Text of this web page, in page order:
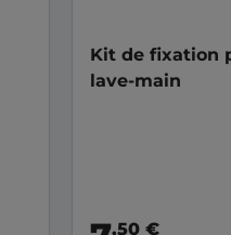
Kit de fixation
lave-main
,50 €